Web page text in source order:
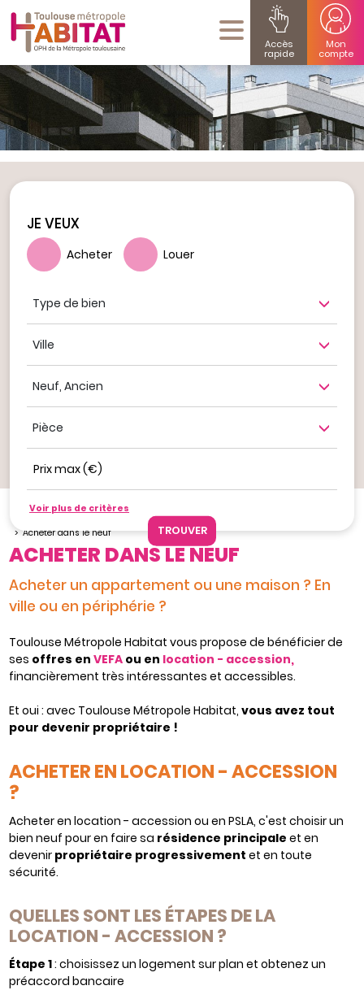
Accès
rapide
Mon
compte
Voir plus de critères
JE VEUX
Acheter Louer
Ville
Neuf, ancien
Nombre de pièce
Prix max (€)
Je veux acheter
Acheter un bien avec Toulouse Métropole Habitat
Acheter dans le neuf
Ajouter à mes favoris
ACHETER DANS LE NEUF
Acheter un appartement ou une maison ? En
ville ou en périphérie ?
Toulouse Métropole Habitat vous propose de bénéficier de
ses offres en VEFA ou en location - accession,
financièrement très intéressantes et accessibles.
Et oui : avec Toulouse Métropole Habitat, vous avez tout
pour devenir propriétaire !
ACHETER EN LOCATION - ACCESSION
?
Acheter en location - accession ou en PSLA, c'est choisir un
bien neuf pour en faire sa résidence principale et en
devenir propriétaire progressivement et en toute
sécurité.
QUELLES SONT LES ÉTAPES DE LA
LOCATION - ACCESSION ?
Étape 1: choisissez un logement sur plan et obtenez un
préaccord bancaire